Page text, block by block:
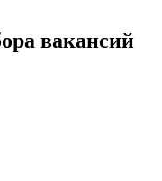
вакансий